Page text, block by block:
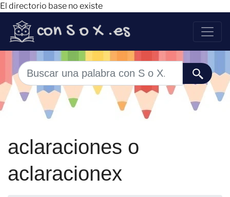
El directorio base no existe
aclaraciones o
aclaracionex